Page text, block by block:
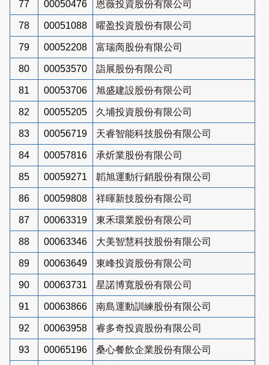
77 00050476 恩薇投資股份有限公司
78 00051088 曜盈投資股份有限公司
79 00052208 富瑞啇股份有限公司
80 00053570 詣展股份有限公司
81 00053706 旭盛建設股份有限公司
82 00055205 久埔投資股份有限公司
83 00056719 天睿智能科技股份有限公司
84 00057816 承炘業股份有限公司
85 00059271 韜旭運動行銷股份有限公司
86 00059808 祥暉新技股份有限公司
87 00063319 東禾環業股份有限公司
88 00063346 大美智慧科技股份有限公司
89 00063649 東峰投資股份有限公司
90 00063731 星諾博寬股份有限公司
91 00063866 南島運動訓練股份有限公司
92 00063958 睿多奇投資股份有限公司
93 00065196 桑心餐飲企業股份有限公司